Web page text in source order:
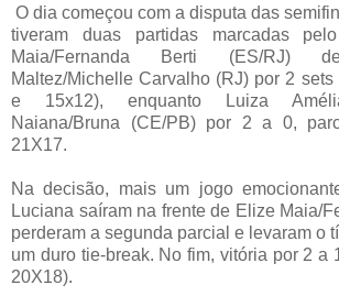
O dia começou com a disputa das
tiveram duas partidas marcadas
Maia/Fernanda Berti (ES/RJ)
Maltez/Michelle Carvalho (RJ) por 2
e 15x12), enquanto Luiza
Naiana/Bruna (CE/PB) por 2 a 0,
21X17.
Na decisão, mais um jogo
Luciana saíram na frente de Elize Maia/
perderam a segunda parcial e levaram o
um duro tie-break. No fim, vitória por 2 a
20X18).